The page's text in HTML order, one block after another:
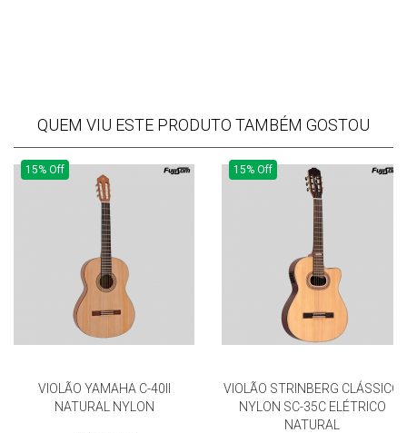
QUEM VIU ESTE PRODUTO TAMBÉM GOSTOU
15% Off
VIOLÃO YAMAHA C-40II
NATURAL NYLON
15% Off
VIOLÃO STRINBERG CLÁSSICO
NYLON SC-35C ELÉTRICO
NATURAL